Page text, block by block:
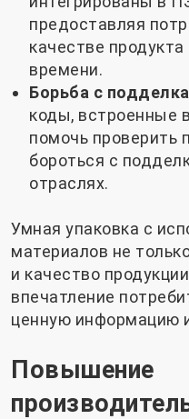
предоставляя
качестве
времени.
Борьба с
коды, встроенные
помочь проверить
бороться с
отраслях.
Умная упаковка с
материалов не
и качество
впечатление
ценную информацию
Повышение